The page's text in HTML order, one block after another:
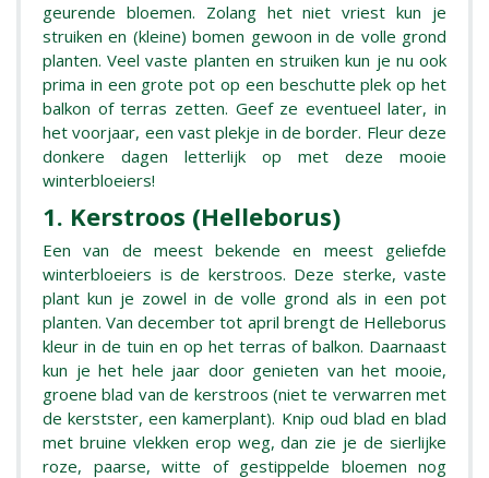
geurende bloemen. Zolang het niet vriest kun je
struiken en (kleine) bomen gewoon in de volle grond
planten. Veel vaste planten en struiken kun je nu ook
prima in een grote pot op een beschutte plek op het
balkon of terras zetten. Geef ze eventueel later, in
het voorjaar, een vast plekje in de border. Fleur deze
donkere dagen letterlijk op met deze mooie
winterbloeiers!
1. Kerstroos (Helleborus)
Een van de meest bekende en meest geliefde
winterbloeiers is de kerstroos. Deze sterke, vaste
plant kun je zowel in de volle grond als in een pot
planten. Van december tot april brengt de Helleborus
kleur in de tuin en op het terras of balkon. Daarnaast
kun je het hele jaar door genieten van het mooie,
groene blad van de kerstroos (niet te verwarren met
de kerstster, een kamerplant). Knip oud blad en blad
met bruine vlekken erop weg, dan zie je de sierlijke
roze, paarse, witte of gestippelde bloemen nog